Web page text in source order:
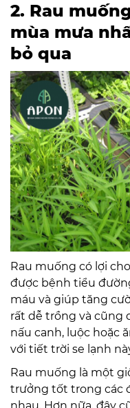
2. Rau
mùa mưa
bỏ qua
Rau muống có lợi
được bệnh tiểu
máu và giúp tăng
rất dễ trồng và cũng
nấu canh, luộc hoặc
với tiết trời se lạnh
Rau muống là một
trưởng tốt trong các